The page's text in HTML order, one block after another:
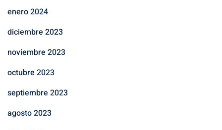
enero 2024
diciembre 2023
noviembre 2023
octubre 2023
septiembre 2023
agosto 2023